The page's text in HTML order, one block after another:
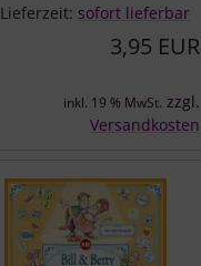
Lieferzeit: sofort lieferbar
3,95 EUR
inkl. 19 % MwSt. zzgl.
Versandkosten